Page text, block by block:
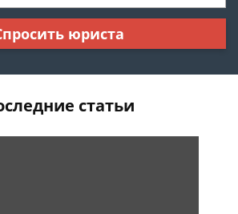
юриста
статьи